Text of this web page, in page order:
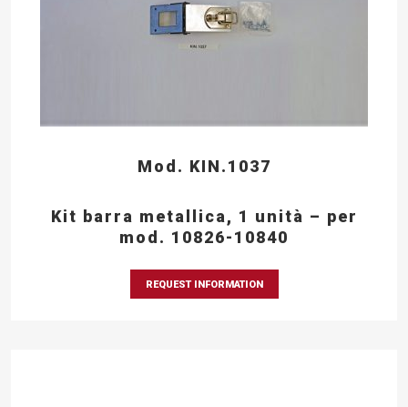
Mod. KIN.1037
Kit barra metallica, 1 unità – per
mod. 10826-10840
REQUEST INFORMATION